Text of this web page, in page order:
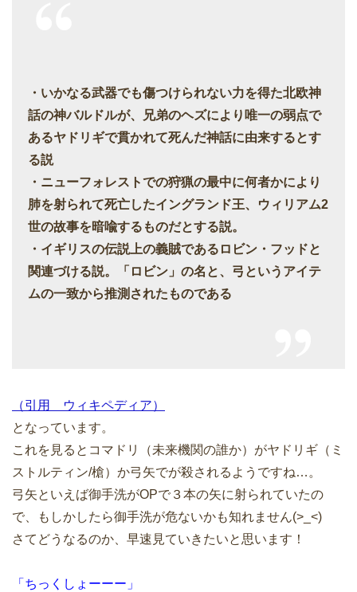
・いかなる武器でも傷つけられない力を得た北欧神
話の神バルドルが、兄弟のヘズにより唯一の弱点で
あるヤドリギで貫かれて死んだ神話に由来するとす
る説
・ニューフォレストでの狩猟の最中に何者かにより
肺を射られて死亡したイングランド王、ウィリアム2
世の故事を暗喩するものだとする説。
・イギリスの伝説上の義賊であるロビン・フッドと
関連づける説。「ロビン」の名と、弓というアイテ
ムの一致から推測されたものである
（引用 ウィキペディア）
となっています。
これを見るとコマドリ（未来機関の誰か）がヤドリギ（ミ
ストルティン/槍）か弓矢でが殺されるようですね…。
弓矢といえば御手洗がOPで３本の矢に射られていたの
で、もしかしたら御手洗が危ないかも知れません(>_<)
さてどうなるのか、早速見ていきたいと思います！
「ちっくしょーーー」